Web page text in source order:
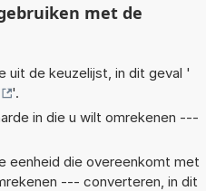
met de
uit de keuzelijst, in dit geval '
'.
in die u wilt omrekenen ---
eenheid die overeenkomt met
--- converteren, in dit